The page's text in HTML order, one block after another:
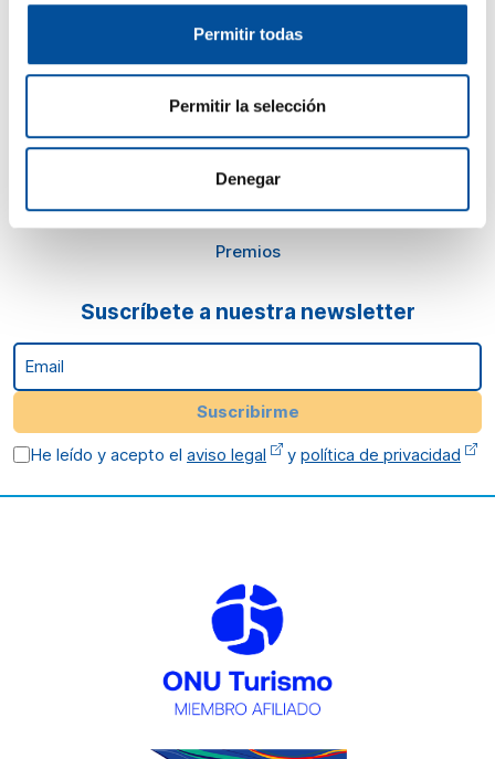
Permitir todas
Permitir la selección
Denegar
Kit de prensa
Planes en Almería
Cómo llegar
Comité de Honor
Consejo Asesor
Premios
Suscríbete a nuestra newsletter
Email
Suscribirme
He leído y acepto elaviso legal ypolítica de privacidad